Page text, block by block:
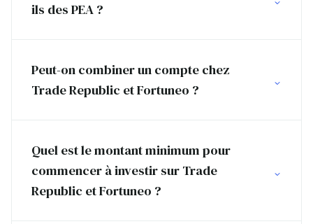
ils des PEA ?
Peut-on combiner un compte chez
Trade Republic et Fortuneo ?
Quel est le montant minimum pour
commencer à investir sur Trade
Republic et Fortuneo ?